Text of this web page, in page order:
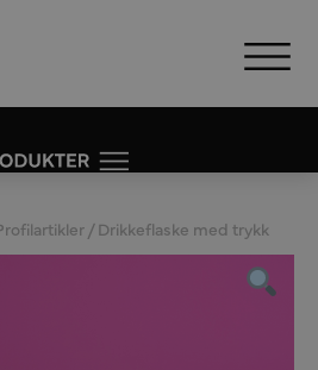
/ Drikkeflaske med trykk